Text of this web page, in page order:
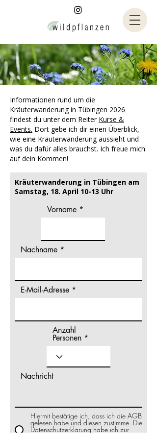
Informationen rund um die
Kräuterwanderung in Tübingen 2026
findest du unter dem Reiter Kurse &
Events. Dort gebe ich dir einen Überblick,
wie eine Kräuterwanderung aussieht und
was du dafür alles brauchst. Ich freue mich
auf dein Kommen!
Kräuterwanderung in Tübingen am
Samstag, 18. April 10-13 Uhr
Vorname
Nachname
E-Mail-Adresse
Anzahl
Personen
Nachricht
Hiermit bestätige ich, dass ich die AGB
gelesen habe und diesen zustimme. Die
Datenschutzerklärung habe ich zur